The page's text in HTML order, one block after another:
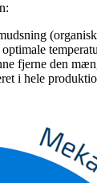
fjerne den
i hele